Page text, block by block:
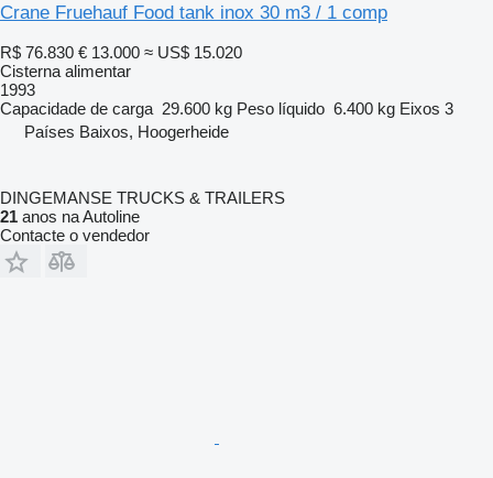
Crane Fruehauf Food tank inox 30 m3 / 1 comp
R$ 76.830 € 13.000 ≈ US$ 15.020
Cisterna alimentar
1993
Capacidade de carga 29.600 kg Peso líquido 6.400 kg Eixos 3
Países Baixos, Hoogerheide
DINGEMANSE TRUCKS & TRAILERS
21 anos na Autoline
Contacte o vendedor